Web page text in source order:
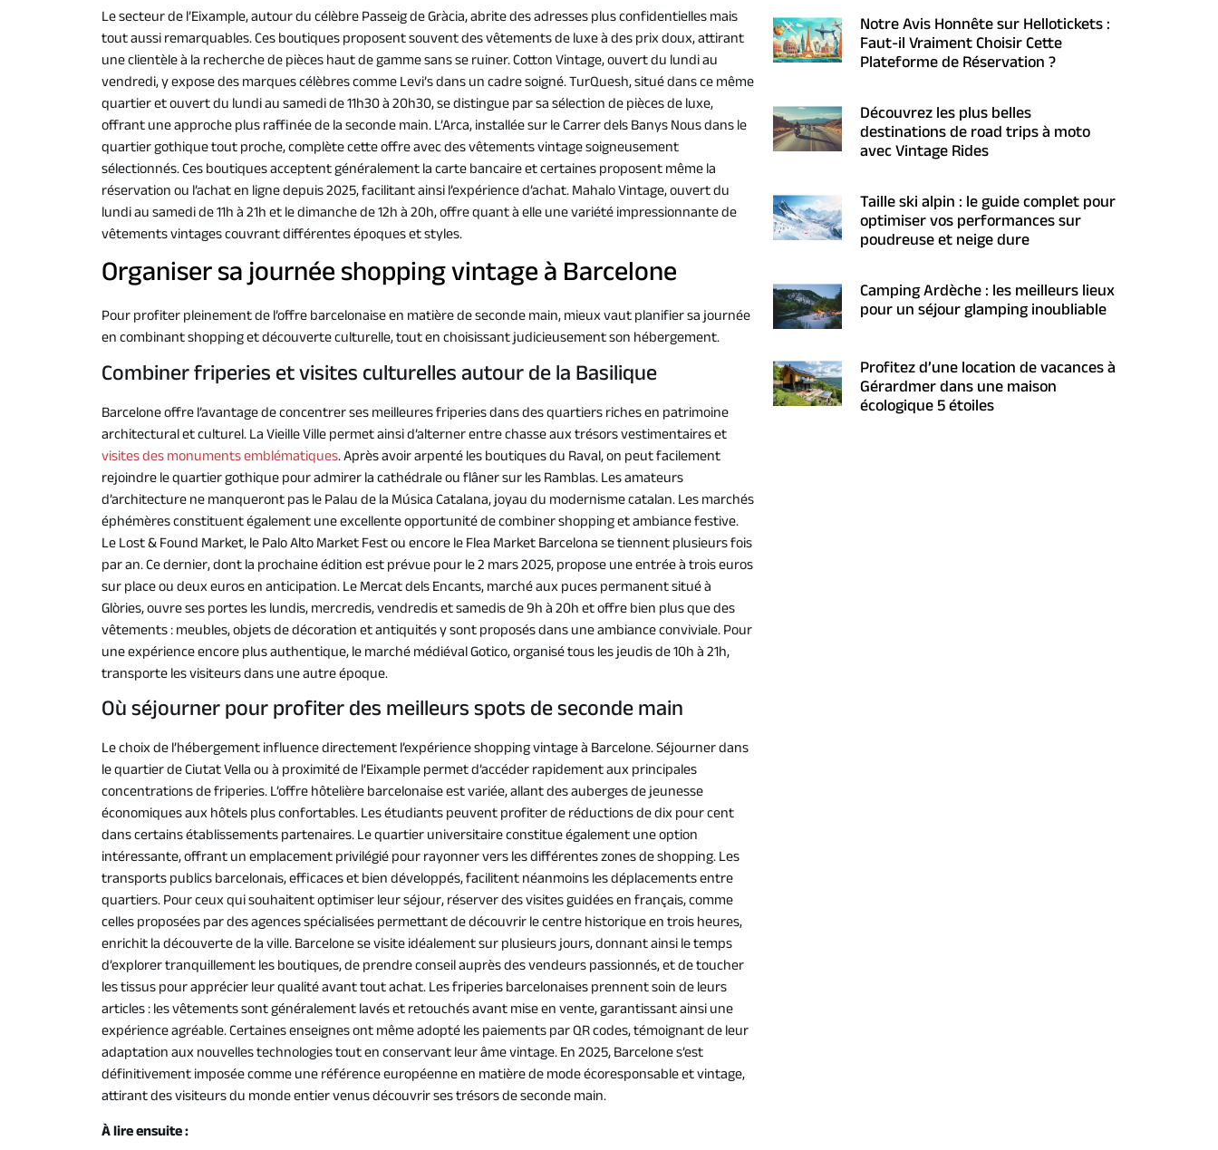
Le secteur de l’Eixample, autour du célèbre Passeig de Gràcia, abrite des adresses plus confidentielles mais
tout aussi remarquables. Ces boutiques proposent souvent des vêtements de luxe à des prix doux, attirant
une clientèle à la recherche de pièces haut de gamme sans se ruiner. Cotton Vintage, ouvert du lundi au
vendredi, y expose des marques célèbres comme Levi’s dans un cadre soigné. TurQuesh, situé dans ce même
quartier et ouvert du lundi au samedi de 11h30 à 20h30, se distingue par sa sélection de pièces de luxe,
offrant une approche plus raffinée de la seconde main. L’Arca, installée sur le Carrer dels Banys Nous dans le
quartier gothique tout proche, complète cette offre avec des vêtements vintage soigneusement
sélectionnés. Ces boutiques acceptent généralement la carte bancaire et certaines proposent même la
réservation ou l’achat en ligne depuis 2025, facilitant ainsi l’expérience d’achat. Mahalo Vintage, ouvert du
lundi au samedi de 11h à 21h et le dimanche de 12h à 20h, offre quant à elle une variété impressionnante de
vêtements vintages couvrant différentes époques et styles.
Organiser sa journée shopping vintage à Barcelone
Pour profiter pleinement de l’offre barcelonaise en matière de seconde main, mieux vaut planifier sa journée
en combinant shopping et découverte culturelle, tout en choisissant judicieusement son hébergement.
Combiner friperies et visites culturelles autour de la Basilique
Barcelone offre l’avantage de concentrer ses meilleures friperies dans des quartiers riches en patrimoine
architectural et culturel. La Vieille Ville permet ainsi d’alterner entre chasse aux trésors vestimentaires et
visites des monuments emblématiques. Après avoir arpenté les boutiques du Raval, on peut facilement
rejoindre le quartier gothique pour admirer la cathédrale ou flâner sur les Ramblas. Les amateurs
d’architecture ne manqueront pas le Palau de la Música Catalana, joyau du modernisme catalan. Les marchés
éphémères constituent également une excellente opportunité de combiner shopping et ambiance festive.
Le Lost & Found Market, le Palo Alto Market Fest ou encore le Flea Market Barcelona se tiennent plusieurs fois
par an. Ce dernier, dont la prochaine édition est prévue pour le 2 mars 2025, propose une entrée à trois euros
sur place ou deux euros en anticipation. Le Mercat dels Encants, marché aux puces permanent situé à
Glòries, ouvre ses portes les lundis, mercredis, vendredis et samedis de 9h à 20h et offre bien plus que des
vêtements : meubles, objets de décoration et antiquités y sont proposés dans une ambiance conviviale. Pour
une expérience encore plus authentique, le marché médiéval Gotico, organisé tous les jeudis de 10h à 21h,
transporte les visiteurs dans une autre époque.
Où séjourner pour profiter des meilleurs spots de seconde main
Le choix de l’hébergement influence directement l’expérience shopping vintage à Barcelone. Séjourner dans
le quartier de Ciutat Vella ou à proximité de l’Eixample permet d’accéder rapidement aux principales
concentrations de friperies. L’offre hôtelière barcelonaise est variée, allant des auberges de jeunesse
économiques aux hôtels plus confortables. Les étudiants peuvent profiter de réductions de dix pour cent
dans certains établissements partenaires. Le quartier universitaire constitue également une option
intéressante, offrant un emplacement privilégié pour rayonner vers les différentes zones de shopping. Les
transports publics barcelonais, efficaces et bien développés, facilitent néanmoins les déplacements entre
quartiers. Pour ceux qui souhaitent optimiser leur séjour, réserver des visites guidées en français, comme
celles proposées par des agences spécialisées permettant de découvrir le centre historique en trois heures,
enrichit la découverte de la ville. Barcelone se visite idéalement sur plusieurs jours, donnant ainsi le temps
d’explorer tranquillement les boutiques, de prendre conseil auprès des vendeurs passionnés, et de toucher
les tissus pour apprécier leur qualité avant tout achat. Les friperies barcelonaises prennent soin de leurs
articles : les vêtements sont généralement lavés et retouchés avant mise en vente, garantissant ainsi une
expérience agréable. Certaines enseignes ont même adopté les paiements par QR codes, témoignant de leur
adaptation aux nouvelles technologies tout en conservant leur âme vintage. En 2025, Barcelone s’est
définitivement imposée comme une référence européenne en matière de mode écoresponsable et vintage,
attirant des visiteurs du monde entier venus découvrir ses trésors de seconde main.
À lire ensuite :
Notre Avis Honnête sur Hellotickets :
Faut-il Vraiment Choisir Cette
Plateforme de Réservation ?
Découvrez les plus belles
destinations de road trips à moto
avec Vintage Rides
Taille ski alpin : le guide complet pour
optimiser vos performances sur
poudreuse et neige dure
Camping Ardèche : les meilleurs lieux
pour un séjour glamping inoubliable
Profitez d’une location de vacances à
Gérardmer dans une maison
écologique 5 étoiles